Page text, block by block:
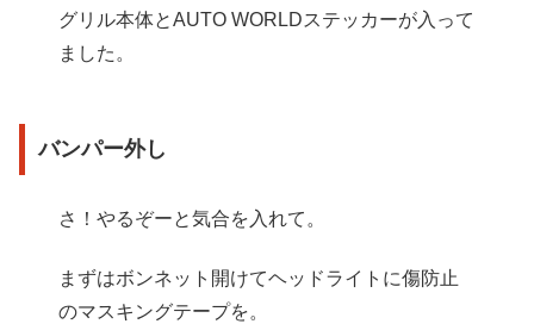
グリル本体とAUTO WORLDステッカーが入って
ました。
バンパー外し
さ！やるぞーと気合を入れて。
まずはボンネット開けてヘッドライトに傷防止
のマスキングテープを。